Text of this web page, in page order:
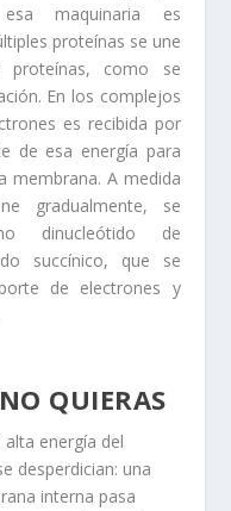
maquinaria es
proteínas se une
como se
En los complejos
es recibida por
de esa energía para
membrana. A medida
gradualmente, se
dinucleótido de
succínico, que se
de electrones y
QUIERAS
energía del
desperdician: una
interna pasa